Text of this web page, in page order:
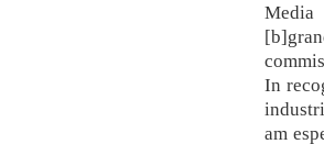
In
am